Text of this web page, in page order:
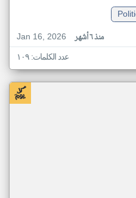
Jan 16, 2026
منذ ٦ أشهر
عدد الكلمات: ١٠٩